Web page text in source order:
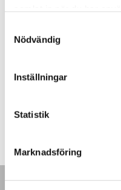
Nödvändig
Inställningar
Statistik
Marknadsföring
KERN HFD är en robust